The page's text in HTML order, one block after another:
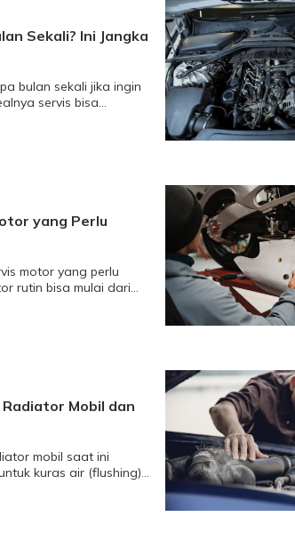
Sekali? Ini Jangka
bulan sekali jika ingin
servis bisa
yang Perlu
motor yang perlu
rutin bisa mulai dari
Mobil dan
mobil saat ini
kuras air (flushing)